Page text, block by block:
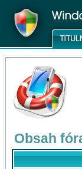
Obsah